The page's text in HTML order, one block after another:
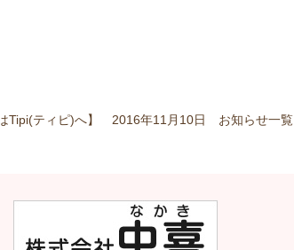
はTipi(ティピ)へ】 2016年11月10日 お知らせ一覧